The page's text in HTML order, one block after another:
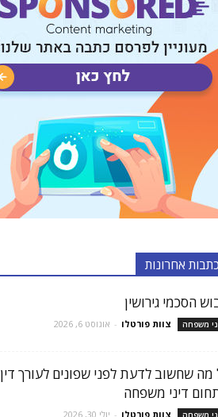
כתבות אחרונות
הסכמי גירושין
משפחה צוות פורטלו - אוגוסט 6, 2026
מה שחשוב לדעת לפני שפונים לעורך דין
דיני משפחה
משפחה צוות פורטלו - יולי 30, 2026